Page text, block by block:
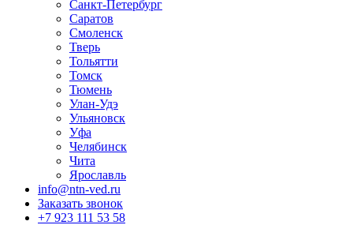
Санкт-Петербург
Саратов
Смоленск
Тверь
Тольятти
Томск
Тюмень
Улан-Удэ
Ульяновск
Уфа
Челябинск
Чита
Ярославль
info@ntn-ved.ru
Заказать звонок
+7 923 111 53 58